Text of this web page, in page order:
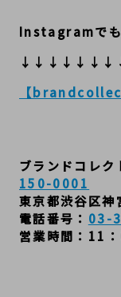
Instagramでも
【
ブランドコレク
150-0001
東京都渋谷区
電話番号： 03-
営業時間：11